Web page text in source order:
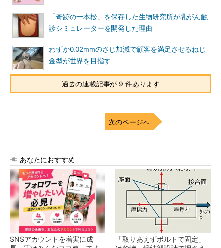
「奇跡の一本松」を保存した生物研究所が乳がん触
診シミュレーターを開発した理由
わずか0.02mmのさじ加減で顧客を満足させるねじ
金型が世界を目指す
過去の連載記事が 9 件あります
次のページへ
あなたにおすすめ
SNSアカウントを着実に成
「取りあえずボルトで固定」